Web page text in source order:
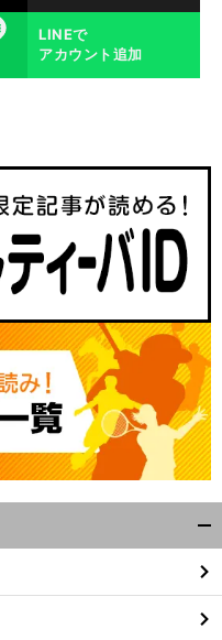
LINEで
アカウント追加
閉
る